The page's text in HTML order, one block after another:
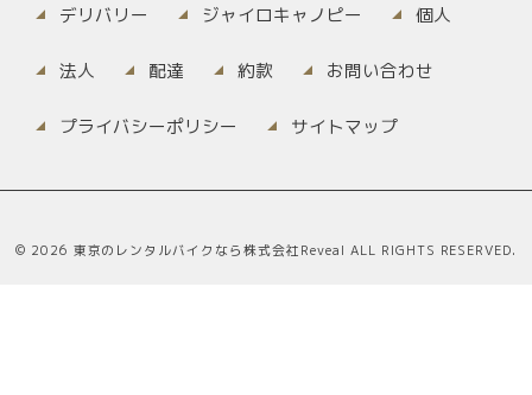
デリバリー ジャイロキャノピー 個人
法人 配達 約款 お問い合わせ
プライバシーポリシー サイトマップ
© 2026 東京のレンタルバイクなら株式会社Reveal ALL RIGHTS RESERVED.